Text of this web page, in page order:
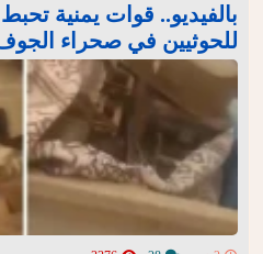
بالفيديو.. قوات يمنية
للحوثيين في صحراء